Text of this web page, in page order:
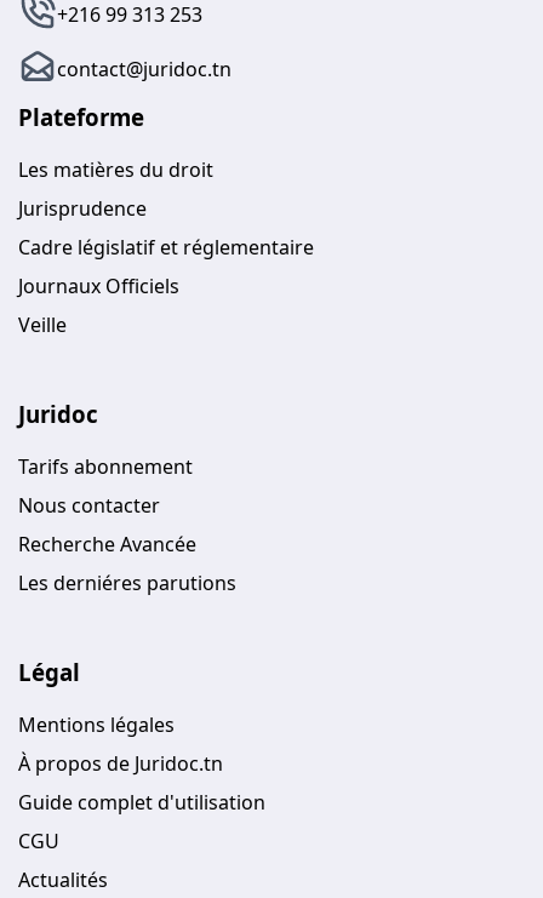
+216 99 313 253
contact@juridoc.tn
Plateforme
Les matières du droit
Jurisprudence
Cadre législatif et réglementaire
Journaux Officiels
Veille
Juridoc
Tarifs abonnement
Nous contacter
Recherche Avancée
Les derniéres parutions
Légal
Mentions légales
À propos de Juridoc.tn
Guide complet d'utilisation
CGU
Actualités